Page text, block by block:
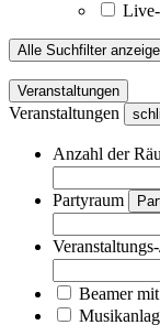
Alle Suchfilter
Veranstaltungen
Veranstaltungen
Anzahl der
Partyraum
Beamer